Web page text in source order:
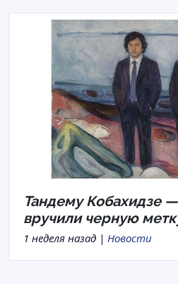
Тандему Кобахидзе
вручили черную
1 неделя назад | Новости